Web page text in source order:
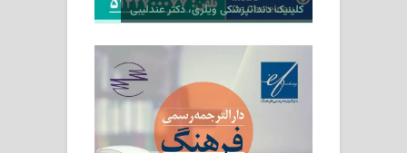
کلینیک دندانپزشکی ویلری، دکتر عندلیبی